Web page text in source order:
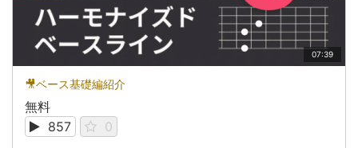
07:39
🎥ベース基礎編紹介
無料
857
0